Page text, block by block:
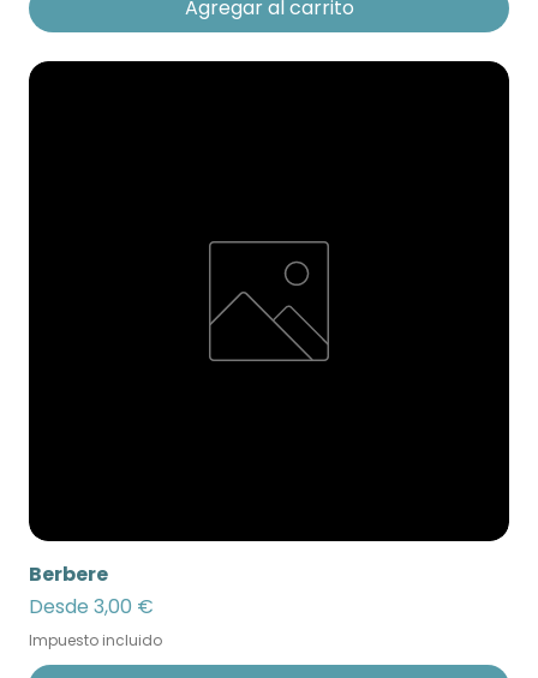
Agregar al carrito
Berbere
Desde 3,00 €
Precio de oferta
Impuesto incluido